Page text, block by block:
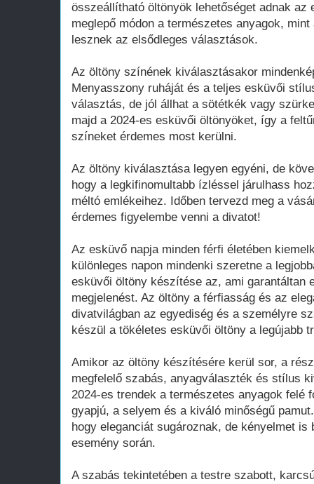
összeállítható öltönyök lehetőséget adnak
meglepő módon a természetes anyagok,
lesznek az elsődleges választások.
Az öltöny színének kiválasztásakor
Menyasszony ruháját és a teljes esküvői
választás, de jól állhat a sötétkék vagy
majd a 2024-es esküvői öltönyöket, így a
színeket érdemes most kerülni.
Az öltöny kiválasztása legyen egyéni, de
hogy a legkifinomultabb ízléssel járulhass
méltó emlékeihez. Időben tervezd meg a
érdemes figyelembe venni a divatot!
Az esküvő napja minden férfi életében
különleges napon mindenki szeretne a
esküvői öltöny készítése az, ami garantáltan
megjelenést. Az öltöny a férfiasság és az
divatvilágban az egyediség és a személyre
készül a tökéletes esküvői öltöny a legújabb
Amikor az öltöny készítésére kerül sor, a
megfelelő szabás, anyagválaszték és stílus
2024-es trendek a természetes anyagok felé
gyapjú, a selyem és a kiváló minőségű
hogy eleganciát sugároznak, de kényelmet
esemény során.
A szabás tekintetében a testre szabott,